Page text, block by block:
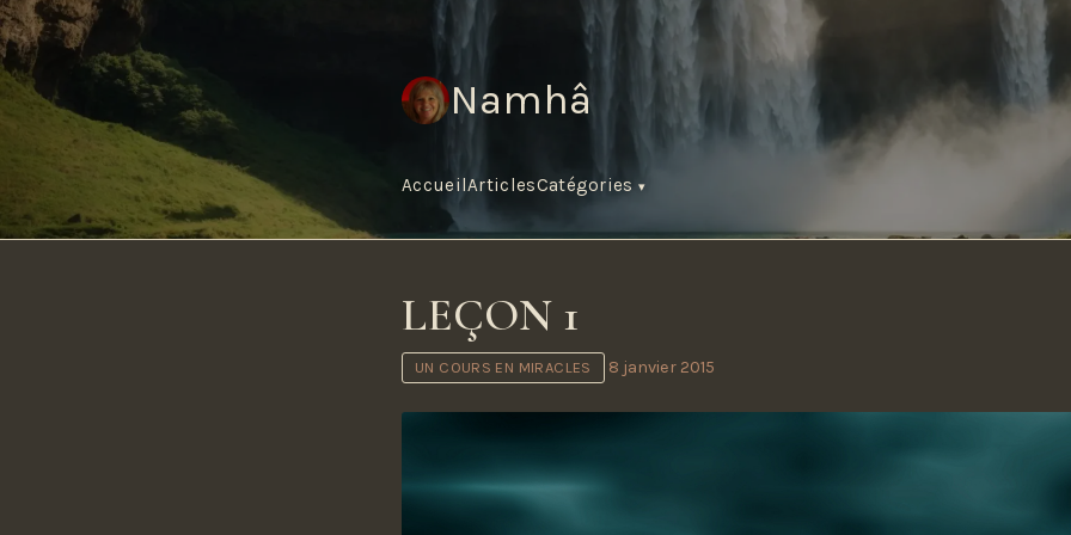
Namhâ
AccueilArticlesCatégories
LEÇON 1
UN COURS EN MIRACLES 8 janvier 2015